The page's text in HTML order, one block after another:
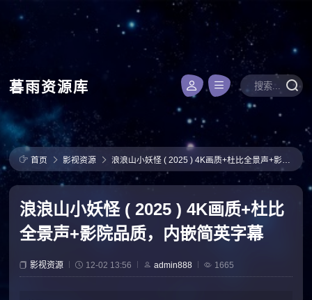
暮雨资源库
首页 影视资源 浪浪山小妖怪 ( 2025 ) 4K画质+杜比全景声+影院品质，内嵌简英字幕
浪浪山小妖怪 ( 2025 ) 4K画质+杜比
全景声+影院品质，内嵌简英字幕
影视资源 12-02 13:56 admin888 1665